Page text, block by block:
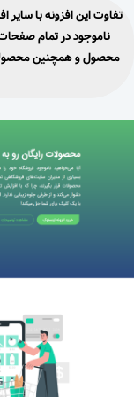
تفاوت این افزونه با
ناموجود در تمام
محصول و همچنین